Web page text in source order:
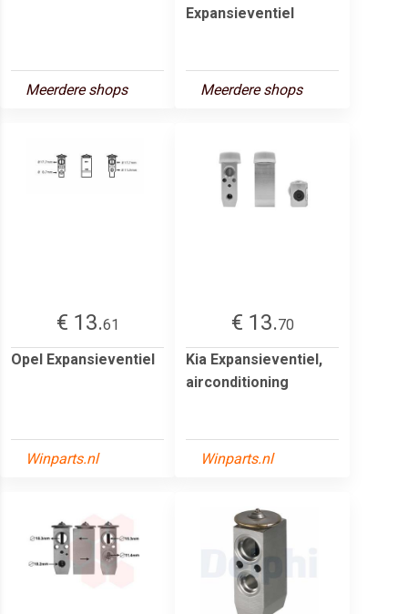
Meerdere shops
Expansieventiel
Meerdere shops
€ 13.61
Opel Expansieventiel
Winparts.nl
€ 13.70
Kia Expansieventiel,
airconditioning
Winparts.nl